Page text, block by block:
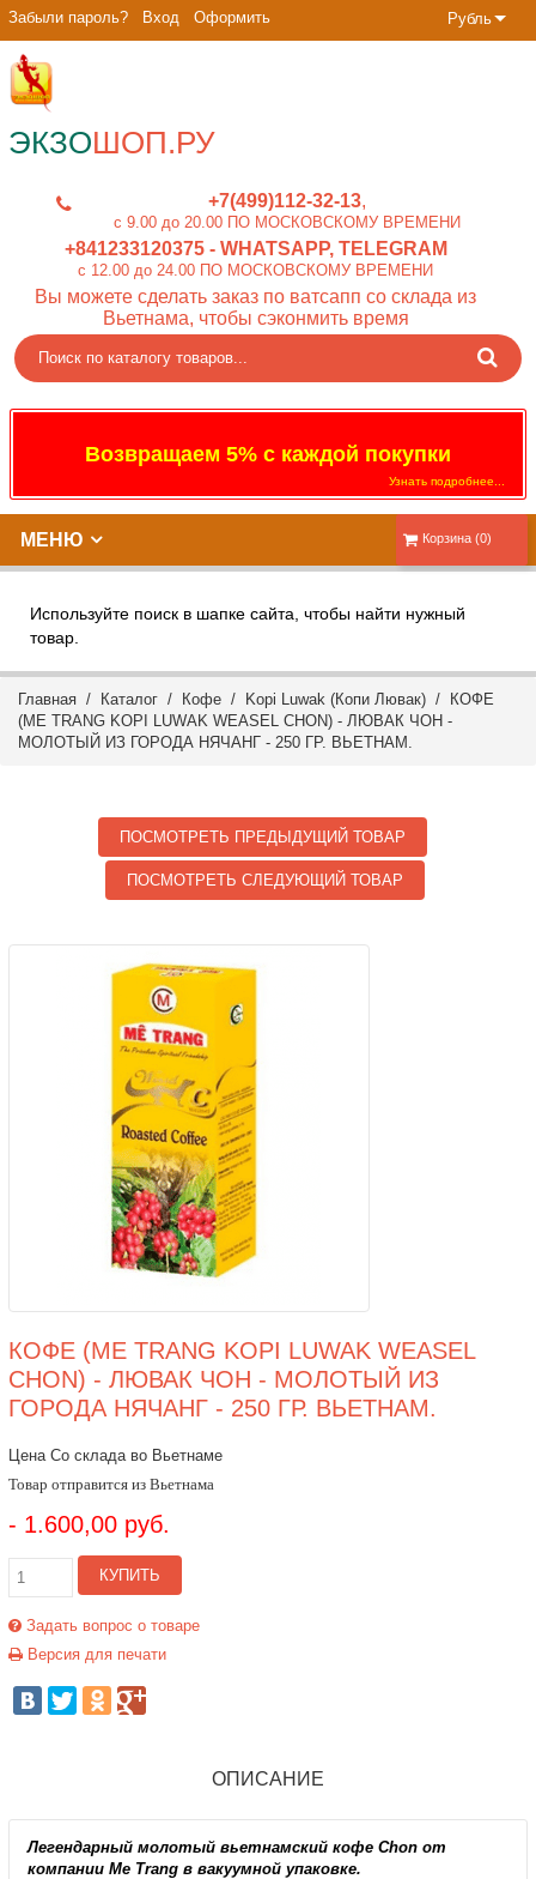
Рубль
Забыли пароль? Вход Оформить
ЭКЗОШОП.РУ
+7(499)112-32-13
c 9.00 до 20.00 ПО МОСКОВСКОМУ ВРЕМЕНИ
+841233120375- WHATSAPP, TELEGRAM
c 12.00 до 24.00 ПО МОСКОВСКОМУ ВРЕМЕНИ
Вы можете сделать заказ по ватсапп со склада из
Вьетнама, чтобы сэконмить время
Возвращаем 5% с каждой покупки
Узнать подробнее...
Корзина (0)
МЕНЮ
Используйте поиск в шапке сайта, чтобы найти нужный
товар.
Главная / Каталог / Кофе / Kopi Luwak (Копи Лювак) / КОФЕ
(ME TRANG KOPI LUWAK WEASEL CHON) - ЛЮВАК ЧОН -
МОЛОТЫЙ ИЗ ГОРОДА НЯЧАНГ - 250 ГР. ВЬЕТНАМ.
ПОСМОТРЕТЬ ПРЕДЫДУЩИЙ ТОВАР
ПОСМОТРЕТЬ СЛЕДУЮЩИЙ ТОВАР
КОФЕ (ME TRANG KOPI LUWAK WEASEL
CHON) - ЛЮВАК ЧОН - МОЛОТЫЙ ИЗ
ГОРОДА НЯЧАНГ - 250 ГР. ВЬЕТНАМ.
Цена Со склада во Вьетнаме
Товар отправится из Вьетнама
- 1.600,00 руб.
КУПИТЬ
Задать вопрос о товаре
Версия для печати
ОПИСАНИЕ
Легендарный молотый вьетнамский кофе Chon от
компании Me Trang в вакуумной упаковке.